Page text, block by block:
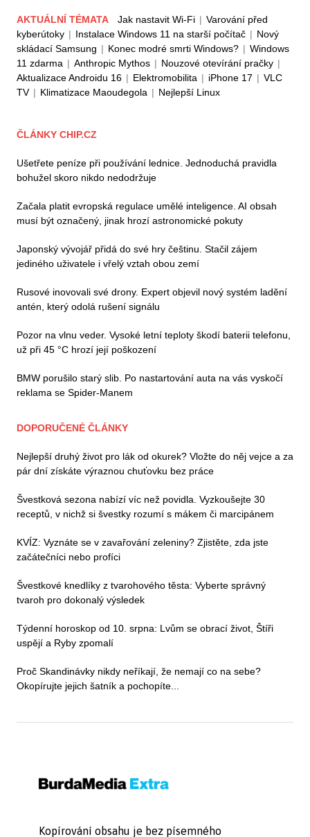
AKTUÁLNÍ TÉMATA Jak nastavit Wi-Fi | Varování před
kyberútoky | Instalace Windows 11 na starší počítač | Nový
skládací Samsung | Konec modré smrti Windows? | Windows
11 zdarma | Anthropic Mythos | Nouzové otevírání pračky |
Aktualizace Androidu 16 | Elektromobilita | iPhone 17 | VLC
TV | Klimatizace Maoudegola | Nejlepší Linux
ČLÁNKY CHIP.CZ
Ušetřete peníze při používání lednice. Jednoduchá pravidla
bohužel skoro nikdo nedodržuje
Začala platit evropská regulace umělé inteligence. AI obsah
musí být označený, jinak hrozí astronomické pokuty
Japonský vývojář přidá do své hry češtinu. Stačil zájem
jediného uživatele i vřelý vztah obou zemí
Rusové inovovali své drony. Expert objevil nový systém ladění
antén, který odolá rušení signálu
Pozor na vlnu veder. Vysoké letní teploty škodí baterii telefonu,
už při 45 °C hrozí její poškození
BMW porušilo starý slib. Po nastartování auta na vás vyskočí
reklama se Spider-Manem
DOPORUČENÉ ČLÁNKY
Nejlepší druhý život pro lák od okurek? Vložte do něj vejce a za
pár dní získáte výraznou chuťovku bez práce
Švestková sezona nabízí víc než povidla. Vyzkoušejte 30
receptů, v nichž si švestky rozumí s mákem či marcipánem
KVÍZ: Vyznáte se v zavařování zeleniny? Zjistěte, zda jste
začátečníci nebo profíci
Švestkové knedlíky z tvarohového těsta: Vyberte správný
tvaroh pro dokonalý výsledek
Týdenní horoskop od 10. srpna: Lvům se obrací život, Štíři
uspějí a Ryby zpomalí
Proč Skandinávky nikdy neříkají, že nemají co na sebe?
Okopírujte jejich šatník a pochopíte...
Kopírování obsahu je bez písemného